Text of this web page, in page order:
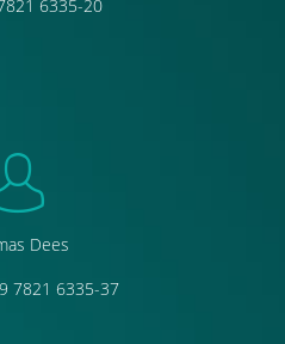
7821 6335-20
Dees
7821 6335-37